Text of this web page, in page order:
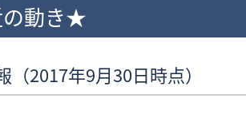
動き★
2017年9月30日時点）